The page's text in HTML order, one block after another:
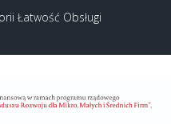
Łatwość Obsługi